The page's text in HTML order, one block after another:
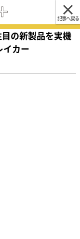
記事へ戻る
の新製品を実機
イカー